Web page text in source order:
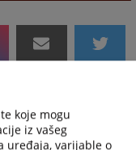
koje mogu
iz vašeg
uređaja, varijable o